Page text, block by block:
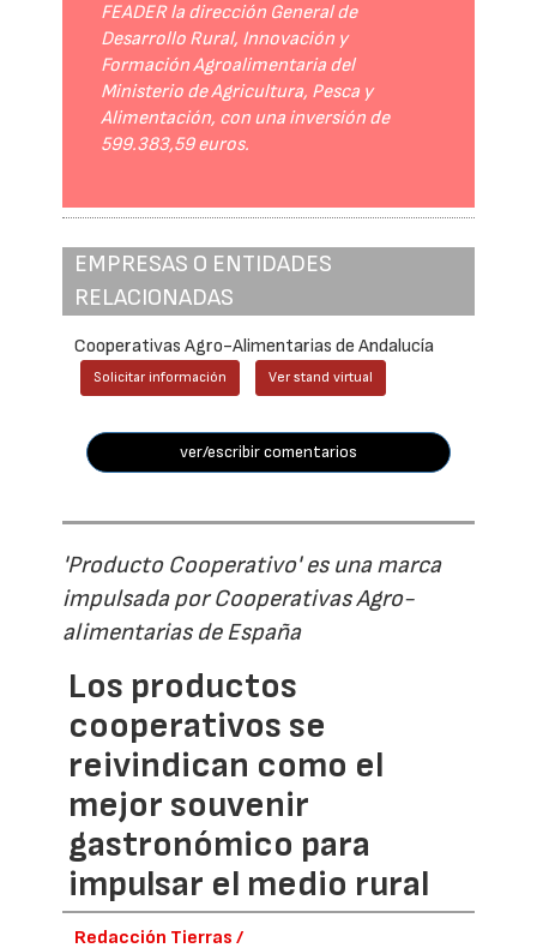
FEADER la dirección General de
Desarrollo Rural, Innovación y
Formación Agroalimentaria del
Ministerio de Agricultura, Pesca y
Alimentación, con una inversión de
599.383,59 euros.
EMPRESAS O ENTIDADES
RELACIONADAS
Cooperativas Agro-Alimentarias de Andalucía
Solicitar información Ver stand virtual
ver/escribir comentarios
'Producto Cooperativo' es una marca
impulsada por Cooperativas Agro-
alimentarias de España
Los productos
cooperativos se
reivindican como el
mejor souvenir
gastronómico para
impulsar el medio rural
Redacción Tierras /